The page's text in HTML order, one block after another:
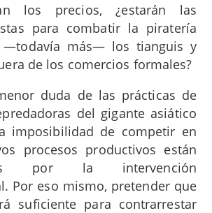
los precios, ¿estarán las
para combatir la piratería
—todavía más— los tianguis y
de los comercios formales?
duda de las prácticas de
del gigante asiático
imposibilidad de competir en
procesos productivos están
por la intervención
Por eso mismo, pretender que
suficiente para contrarrestar